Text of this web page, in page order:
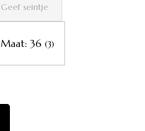
Geef seintje
Maat: 36 (3)